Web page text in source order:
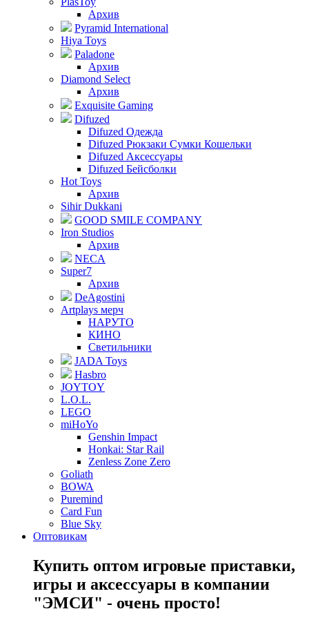
Архив
Pyramid International
Hiya Toys
Paladone
Архив
Diamond Select
Архив
Exquisite Gaming
Difuzed
Difuzed Одежда
Difuzed Рюкзаки Сумки Кошельки
Difuzed Аксессуары
Difuzed Бейсболки
Hot Toys
Архив
Sihir Dukkani
GOOD SMILE COMPANY
Iron Studios
Архив
NECA
Super7
Архив
DeAgostini
Artplays мерч
НАРУТО
КИНО
Светильники
JADA Toys
Hasbro
JOYTOY
L.O.L.
LEGO
miHoYo
Genshin Impact
Honkai: Star Rail
Zenless Zone Zero
Goliath
BOWA
Puremind
Card Fun
Blue Sky
Оптовикам
Купить оптом игровые приставки,
игры и аксессуары в компании
"ЭМСИ" - очень просто!